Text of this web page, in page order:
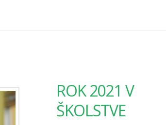
ROK 2021 V
ŠKOLSTVE